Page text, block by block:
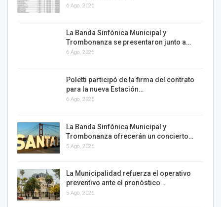
6 Ago, 2026
La Banda Sinfónica Municipal y
Trombonanza se presentaron junto a…
6 Ago, 2026
Poletti participó de la firma del contrato
para la nueva Estación…
6 Ago, 2026
La Banda Sinfónica Municipal y
Trombonanza ofrecerán un concierto…
5 Ago, 2026
La Municipalidad refuerza el operativo
preventivo ante el pronóstico…
5 Ago, 2026